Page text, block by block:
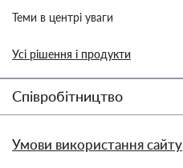
Теми в центрі уваги
Усі рішення і продукти
Співробітництво
Умови використання сайту